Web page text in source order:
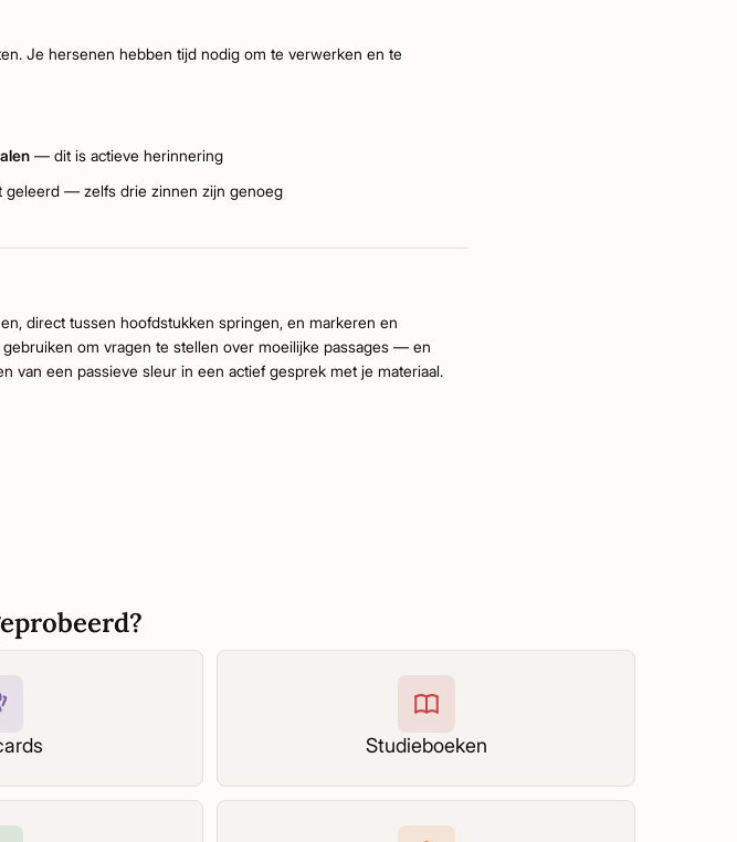
Je hersenen hebben tijd nodig om te verwerken en te
— dit is actieve herinnering
geleerd — zelfs drie zinnen zijn genoeg
direct tussen hoofdstukken springen, en markeren en
om vragen te stellen over moeilijke passages — en
van een passieve sleur in een actief gesprek met je materiaal.
Studieboeken